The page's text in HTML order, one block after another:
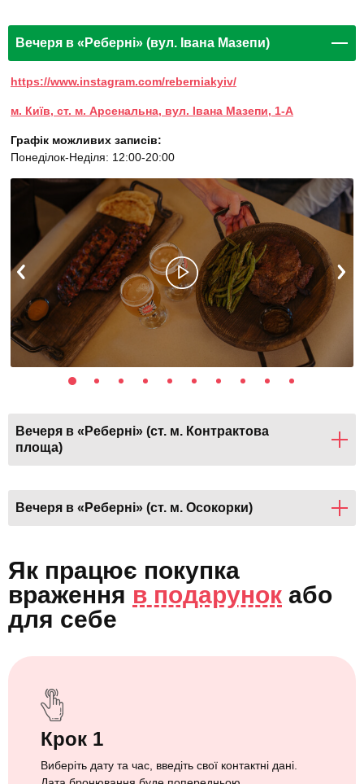
Вечеря в «Реберні» (вул. Івана Мазепи)
https://www.instagram.com/reberniakyiv/
м. Київ, ст. м. Арсенальна, вул. Івана Мазепи, 1-А
Графік можливих записів:
Понеділок-Неділя: 12:00-20:00
Вечеря в «Реберні» (ст. м. Контрактова
площа)
Вечеря в «Реберні» (ст. м. Осокорки)
Як працює покупка
враження в подарунок або
для себе
Крок 1
Виберіть дату та час, введіть свої контактні дані.